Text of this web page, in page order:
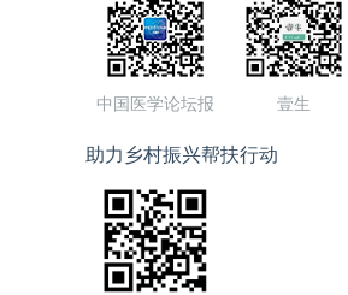
中国医学论坛报 壹生
助力乡村振兴帮扶行动